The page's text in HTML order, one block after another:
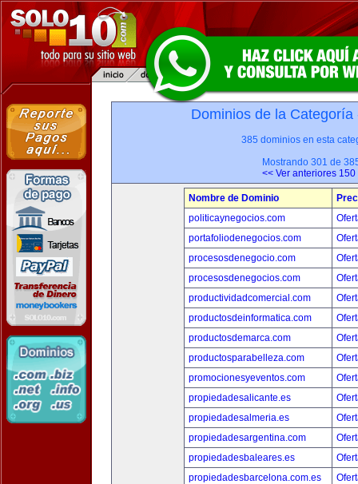
Dominios de la
385 dominios en esta
Mostrando 301 de
<< Ver anteriores 150
Nombre de Dominio
politicaynegocios.com
portafoliodenegocios.com
procesosdenegocio.com
procesosdenegocios.com
productividadcomercial.com
productosdeinformatica.com
productosdemarca.com
productosparabelleza.com
promocionesyeventos.com
propiedadesalicante.es
propiedadesalmeria.es
propiedadesargentina.com
propiedadesbaleares.es
propiedadesbarcelona.com.es